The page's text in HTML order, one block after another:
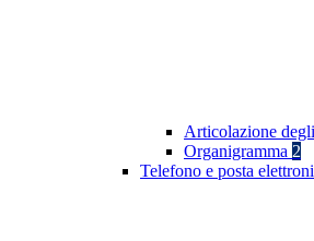
Articolazione
Organigramma 2
Telefono e posta